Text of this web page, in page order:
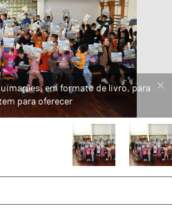
em formato de livro, para
para oferecer